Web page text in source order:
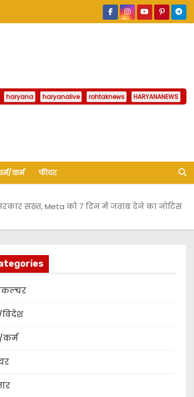
haryana haryanalive rohtaknews HARYANANEWS
कर्म फीचर
सख्त, Meta को 7 दिन में जवाब देने का नोटिस
कर्म